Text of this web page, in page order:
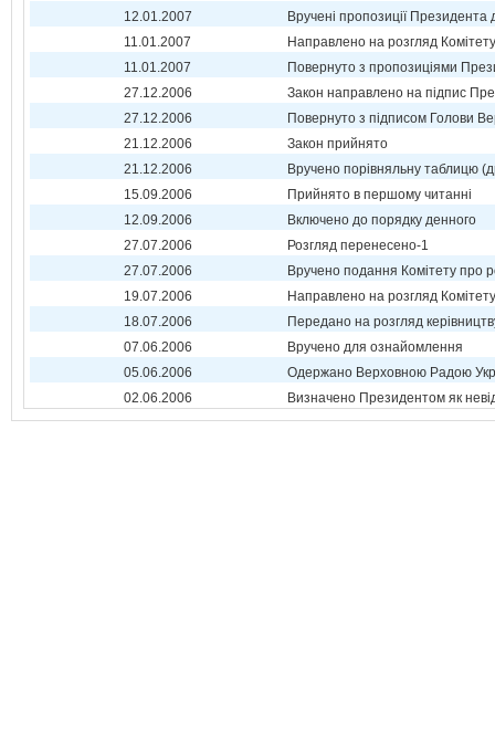
12.01.2007
Вручені пропозиції Президента
11.01.2007
Направлено на розгляд Комітету
11.01.2007
Повернуто з пропозиціями
27.12.2006
Закон направлено на підпис
27.12.2006
Повернуто з підписом Голови
21.12.2006
Закон прийнято
21.12.2006
Вручено порівняльну таблицю
15.09.2006
Прийнято в першому читанні
12.09.2006
Включено до порядку денного
27.07.2006
Розгляд перенесено-1
27.07.2006
Вручено подання Комітету про
19.07.2006
Направлено на розгляд Комітету
18.07.2006
Передано на розгляд
07.06.2006
Вручено для ознайомлення
05.06.2006
Одержано Верховною Радою
02.06.2006
Визначено Президентом як